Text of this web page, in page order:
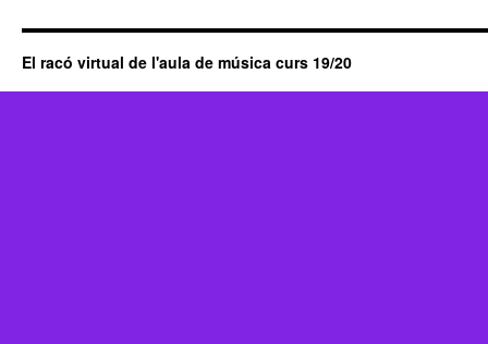
El racó virtual de l'aula de música curs 19/20